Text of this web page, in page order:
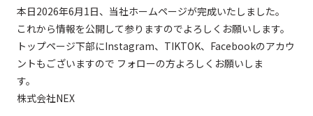
本日2026年6月1日、当社ホームページが完成いたしました。
これから情報を公開して参りますのでよろしくお願いします。
トップページ下部にInstagram、TIKTOK、Facebookのアカウ
ントもございますので フォローの方よろしくお願いしま
す
株式会社NEX